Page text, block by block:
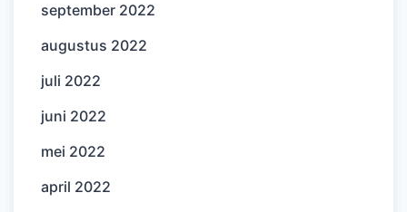
september 2022
augustus 2022
juli 2022
juni 2022
mei 2022
april 2022